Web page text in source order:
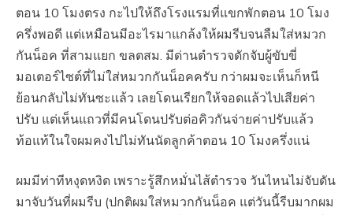
ตอน 10 โมงตรง กะไปให้ถึงโรงแรมที่แขกพักตอน 10 โมง
ครึ่งพอดี แต่เหมือนมีอะไรมาแกล้งให้ผมรีบจนลืมใส่หมวก
กันน็อค ที่สามแยก ขลตสม. มีด่านตำรวจดักจับผู้ขับขี่
มอเตอร์ไซต์ที่ไม่ใส่หมวกกันน็อคครับ กว่าผมจะเห็นก็หนี
ย้อนกลับไม่ทันซะแล้ว เลยโดนเรียกให้จอดแล้วไปเสียค่า
ปรับ แต่เห็นแถวที่มีคนโดนปรับต่อคิวกันจ่ายค่าปรับแล้ว
ท้อแท้ในใจผมคงไปไม่ทันนัดลูกค้าตอน 10 โมงครึ่งแน่
ผมมีท่าทีหงุดหงิด เพราะรู้สึกหมั่นไส้ตำรวจ วันไหนไม่จับดัน
มาจับวันที่ผมรีบ (ปกติผมใส่หมวกกันน็อค แต่วันนี้รีบมากผม